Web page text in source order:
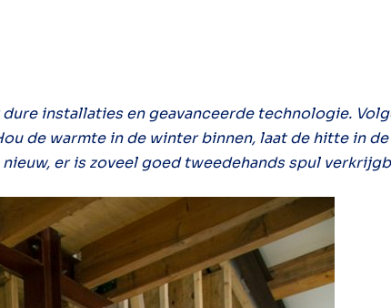
installaties en geavanceerde technologie.
de warmte in de winter binnen, laat de hitte in
er is zoveel goed tweedehands spul